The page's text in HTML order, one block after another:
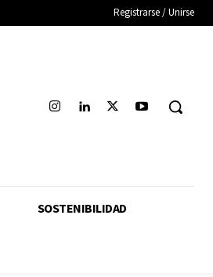
Registrarse / Unirse
SOSTENIBILIDAD